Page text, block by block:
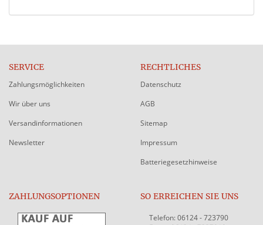
SERVICE
Zahlungsmöglichkeiten
Wir über uns
Versandinformationen
Newsletter
RECHTLICHES
Datenschutz
AGB
Sitemap
Impressum
Batteriegesetzhinweise
ZAHLUNGSOPTIONEN SO ERREICHEN SIE UNS
Telefon: 06124 - 723790